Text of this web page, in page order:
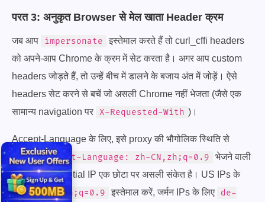
परत 3: अनुकृत Browser से मेल खाता Header क्रम
जब आप impersonate इस्तेमाल करते हैं तो curl_cffi headers
को अपने-आप Chrome के क्रम में सेट करता है। अगर आप custom
headers जोड़ते हैं, तो उन्हें बीच में डालने के बजाय अंत में जोड़ें। ऐसे
headers सेट करने से बचें जो असली Chrome नहीं भेजता (जैसे एक
सामान्य navigation पर X-Requested-With )।
Accept-Language के लिए, इसे proxy की भौगोलिक स्थिति से
मिलाएँ। Accept-Language: zh-CN,zh;q=0.9
भेजने वाली
एक US residential IP एक छोटा पर असली संकेत है। US IPs के
लिए en-US,en;q=0.9 इस्तेमाल करें, जर्मन IPs के लिए de-